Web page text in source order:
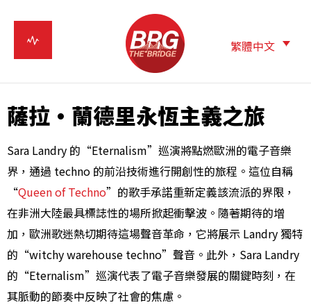
繁體中文
薩拉·蘭德里永恆主義之旅
Sara Landry 的“Eternalism”巡演將點燃歐洲的電子音樂
界，通過 techno 的前沿技術進行開創性的旅程。這位自稱
“Queen of Techno”的歌手承諾重新定義該流派的界限，
在非洲大陸最具標誌性的場所掀起衝擊波。隨著期待的增
加，歐洲歌迷熱切期待這場聲音革命，它將展示 Landry 獨特
的“witchy warehouse techno”聲音。此外，Sara Landry
的“Eternalism”巡演代表了電子音樂發展的關鍵時刻，在
其脈動的節奏中反映了社會的焦慮。